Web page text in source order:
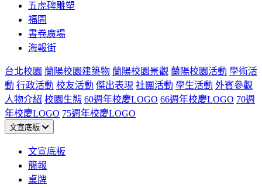
五虎碑雕塑
福園
書卷廣場
海報街
台北校園 蘭陽校園建築物 蘭陽校園景觀 蘭陽校園活動 學術活
動 行政活動 校友活動 傑出表現 社團活動 學生活動 外賓參觀
人物介紹 校園生態 60週年校慶LOGO 66週年校慶LOGO 70週
年校慶LOGO 75週年校慶LOGO
文宣底板
文宣底板
簡報
桌牌